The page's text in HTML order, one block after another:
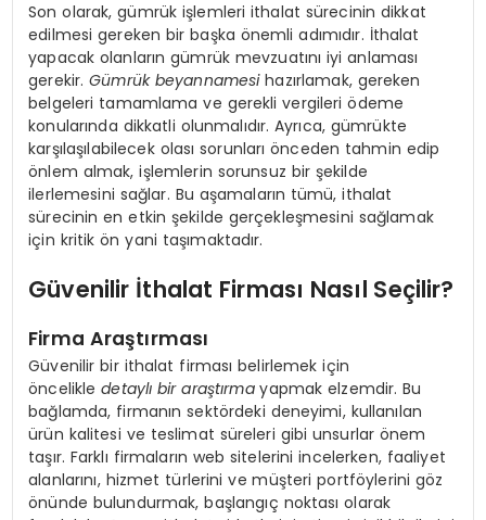
Son olarak, gümrük işlemleri ithalat sürecinin dikkat
edilmesi gereken bir başka önemli adımıdır. İthalat
yapacak olanların gümrük mevzuatını iyi anlaması
gerekir.Gümrük beyannamesihazırlamak, gereken
belgeleri tamamlama ve gerekli vergileri ödeme
konularında dikkatli olunmalıdır. Ayrıca, gümrükte
karşılaşılabilecek olası sorunları önceden tahmin edip
önlem almak, işlemlerin sorunsuz bir şekilde
ilerlemesini sağlar. Bu aşamaların tümü, ithalat
sürecinin en etkin şekilde gerçekleşmesini sağlamak
için kritik ön yani taşımaktadır.
Güvenilir İthalat Firması Nasıl Seçilir?
Firma Araştırması
Güvenilir bir ithalat firması belirlemek için
öncelikledetaylı bir araştırmayapmak elzemdir. Bu
bağlamda, firmanın sektördeki deneyimi, kullanılan
ürün kalitesi ve teslimat süreleri gibi unsurlar önem
taşır. Farklı firmaların web sitelerini incelerken, faaliyet
alanlarını, hizmet türlerini ve müşteri portföylerini göz
önünde bulundurmak, başlangıç noktası olarak